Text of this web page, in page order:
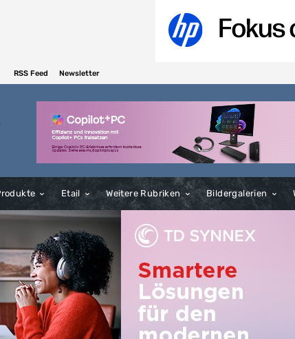
RSS Feed Newsletter
Etail Weitere Rubriken Bildergalerien